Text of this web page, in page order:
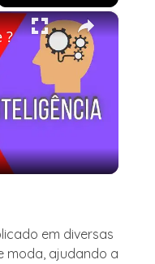
×
?
em diversas
moda, ajudando a